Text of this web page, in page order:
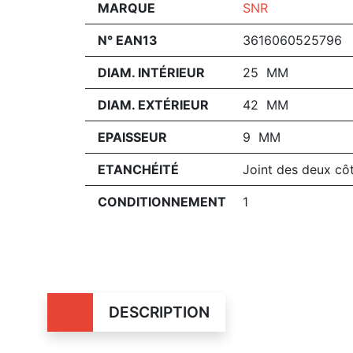
MARQUE SNR
N° EAN13 3616060525796
DIAM. INTÉRIEUR 25 MM
DIAM. EXTÉRIEUR 42 MM
EPAISSEUR 9 MM
ETANCHÉITÉ Joint des deux
CONDITIONNEMENT 1
DESCRIPTION